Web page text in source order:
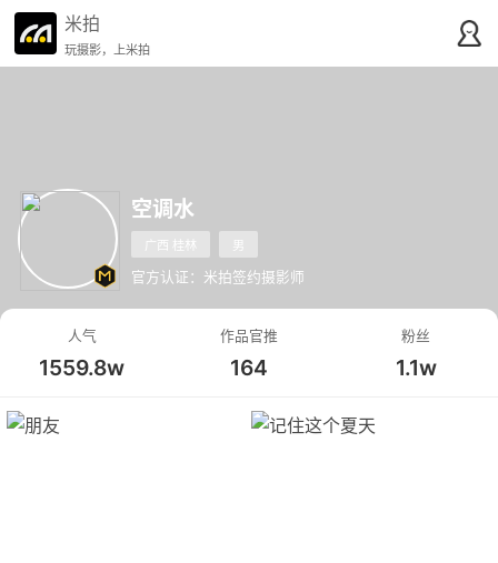
米拍
玩摄影，上米拍
空调水
广西 桂林 男
官方认证：米拍签约摄影师
人气
1559.8w
作品官推
164
粉丝
1.1w